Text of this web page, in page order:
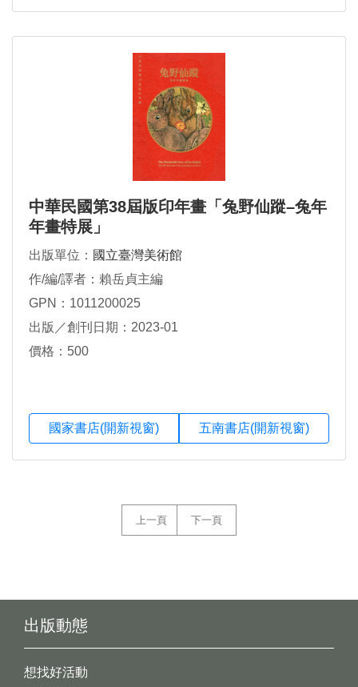
中華民國第38屆版印年畫「兔野仙蹤–兔年
年畫特展」
出版單位： 國立臺灣美術館
作/編/譯者：賴岳貞主編
GPN：1011200025
出版／創刊日期：2023-01
價格：500
國家書店(開新視窗) 五南書店(開新視窗)
上一頁 下一頁
出版動態
想找好活動